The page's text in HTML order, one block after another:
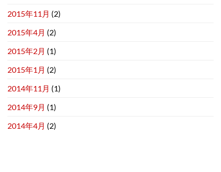
2015年11月 (2)
2015年4月 (2)
2015年2月 (1)
2015年1月 (2)
2014年11月 (1)
2014年9月 (1)
2014年4月 (2)